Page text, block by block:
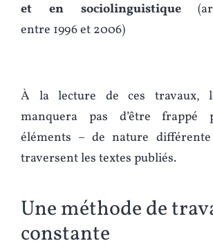
et en sociolinguistique
entre 1996 et 2006)
À la lecture de ces travaux,
manquera pas d’être frappé
éléments – de nature
traversent les textes publiés.
Une méthode de
constante